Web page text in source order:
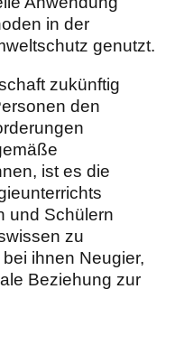
in der
genutzt.
zukünftig
den
ist es die
und Schülern
zu
ihnen Neugier,
Beziehung zur